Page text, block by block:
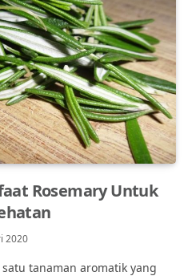
Rosemary Untuk
2020
tanaman aromatik yang